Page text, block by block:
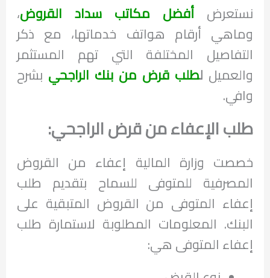
نستعرض أفضل مكاتب سداد القروض،
وماهي أرقام هواتف خدماتها، مع ذكر
التفاصيل المختلفة التي تهم المستثمر
والعميل لطلب قرض من بنك الراجحي بشرح
وافي.
طلب الإعفاء من قرض الراجحي:
خصصت وزارة المالية إعفاء من القروض
المصرفية للمتوفى للسماح بتقديم طلب
إعفاء المتوفى من القروض المتبقية على
البنك. المعلومات المطلوبة لاستمارة طلب
إعفاء المتوفى هي: